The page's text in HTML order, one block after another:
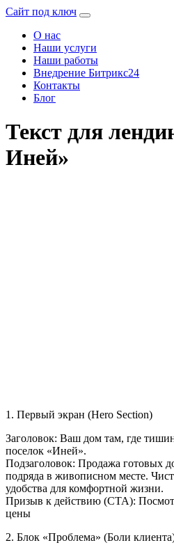
Сайт под ключ
О нас
Наши услуги
Наши работы
Внедрение Битрикс24
Контакты
Блог
Текст для
Иней»
1. Первый экран (Hero Section)
Заголовок: Ваш дом там, где
поселок «Иней».
Подзаголовок: Продажа готовых
подряда в живописном месте.
удобства для комфортной жизни.
Призыв к действию (CTA):
цены
2. Блок «Проблема» (Боли